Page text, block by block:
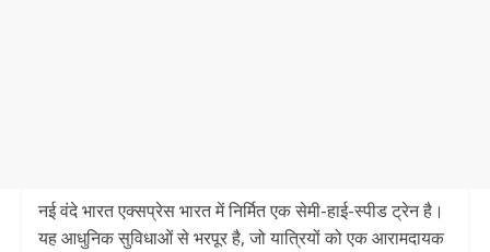
नई वंदे भारत एक्सप्रेस भारत में निर्मित एक सेमी-हाई-स्पीड ट्रेन है।
यह आधुनिक सुविधाओं से भरपूर है, जो यात्रियों को एक आरामदायक